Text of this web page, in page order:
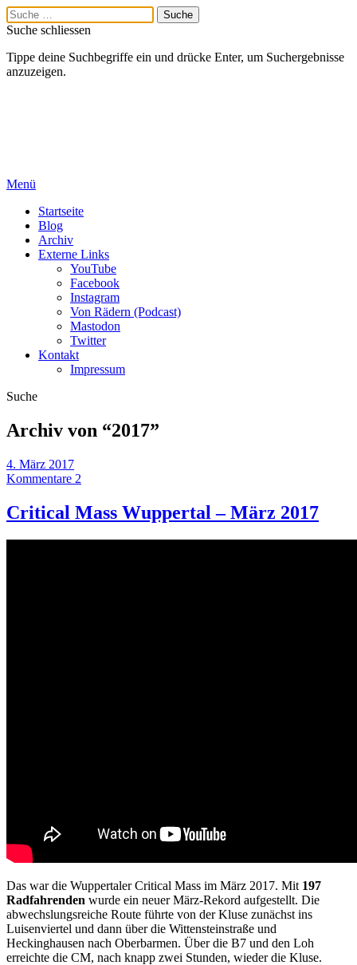
Suche schliessen
Tippe deine Suchbegriffe ein und drücke Enter, um Suchergebnisse
anzuzeigen.
Menü
Startseite
Blog
Archiv
Externe Links
YouTube
Facebook
Instagram
Von Rädern (Podcast)
Mastodon
Twitter
Kontakt
Impressum
Suche
Archiv von “2017”
4. März 2017
Kommentare 2
Critical Mass Wuppertal – März 2017
Das war die Wuppertaler Critical Mass im März 2017. Mit 197
Radfahrenden wurde ein neuer März-Rekord aufgestellt. Die
abwechslungsreiche Route führte von der Kluse zunächst ins
Luisenviertel und dann über die Wittensteinstraße und
Heckinghausen nach Oberbarmen. Über die B7 und den Loh
erreichte die CM, nach knapp zwei Stunden, wieder die Kluse.